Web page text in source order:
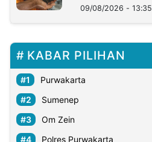
09/08/2026 - 13:35
KABAR PILIHAN
Purwakarta
Sumenep
Om Zein
Polres Purwakarta